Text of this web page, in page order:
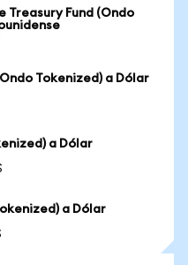
Treasury Fund (Ondo
Tokenized) a Dólar
a Dólar
a Dólar